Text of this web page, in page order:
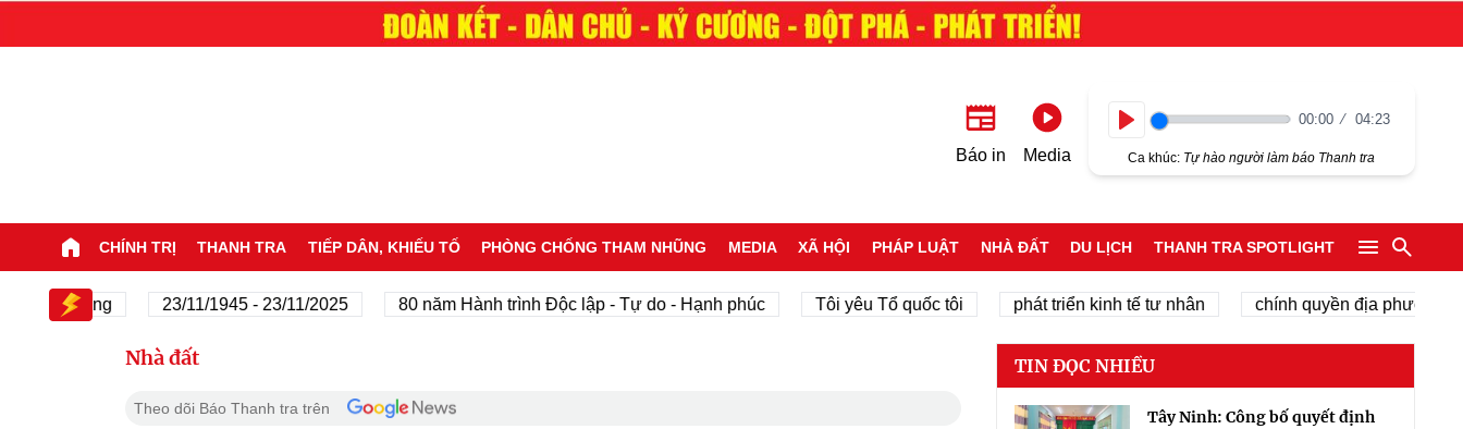
Báo in Media
00:00 04:23
Ca khúc: Tự hào người làm báo Thanh tra
CHÍNH TRỊ THANH TRA TIẾP DÂN, KHIẾU TỐ PHÒNG CHỐNG THAM NHŨNG MEDIA XÃ HỘI PHÁP LUẬT NHÀ ĐẤT DU LỊCH THANH TRA SPOTLIGHT
Đảng 23/11/1945 - 23/11/2025 80 năm Hành trình Độc lập - Tự do - Hạnh phúc Tôi yêu Tổ quốc tôi phát triển kinh tế tư nhân chính quyền địa phương 2 cấp
Nhà đất
Theo dõi Báo Thanh tra trên
TIN ĐỌC NHIỀU
Tây Ninh: Công bố quyết định